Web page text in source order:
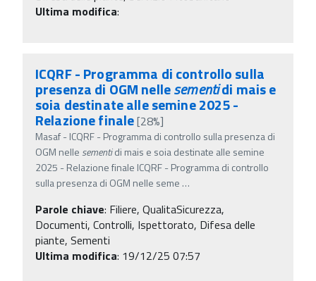
Ultima modifica:
ICQRF - Programma di controllo sulla
presenza di OGM nellesementidi mais e
soia destinate alle semine 2025 -
Relazione finale[28%]
Masaf - ICQRF - Programma di controllo sulla presenza di
OGM nelle sementidi mais e soia destinate alle semine
2025 - Relazione finale ICQRF - Programma di controllo
sulla presenza di OGM nelle seme …
Parole chiave: Filiere, QualitaSicurezza,
Documenti, Controlli, Ispettorato, Difesa delle
piante, Sementi
Ultima modifica: 19/12/25 07:57